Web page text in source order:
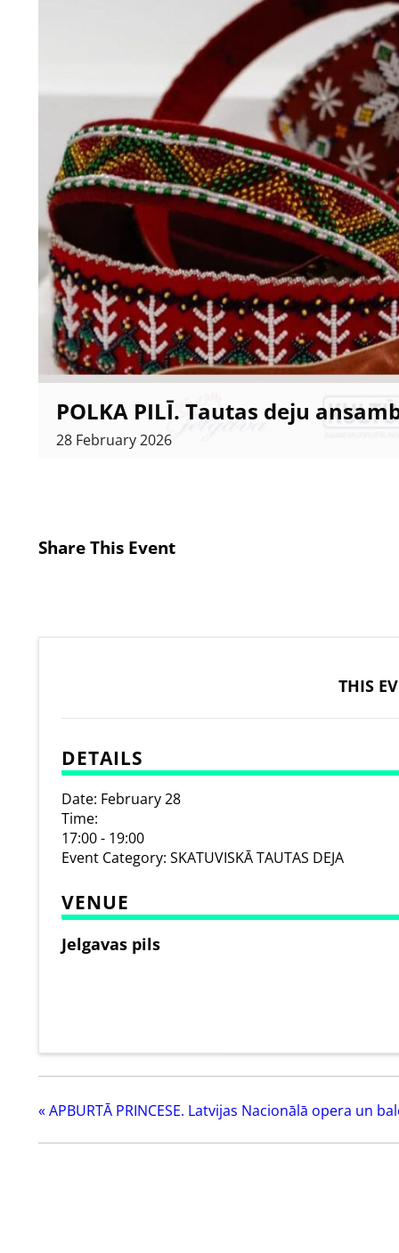
POLKA PILĪ. Tautas deju
28 February2026
Share This Event
THIS
DETAILS
Date: February 28
Time:
17:00 - 19:00
Event Category: SKATUVISKĀ TAUTAS DEJA
VENUE
Jelgavas pils
«APBURTĀ PRINCESE. Latvijas Nacionālā opera un